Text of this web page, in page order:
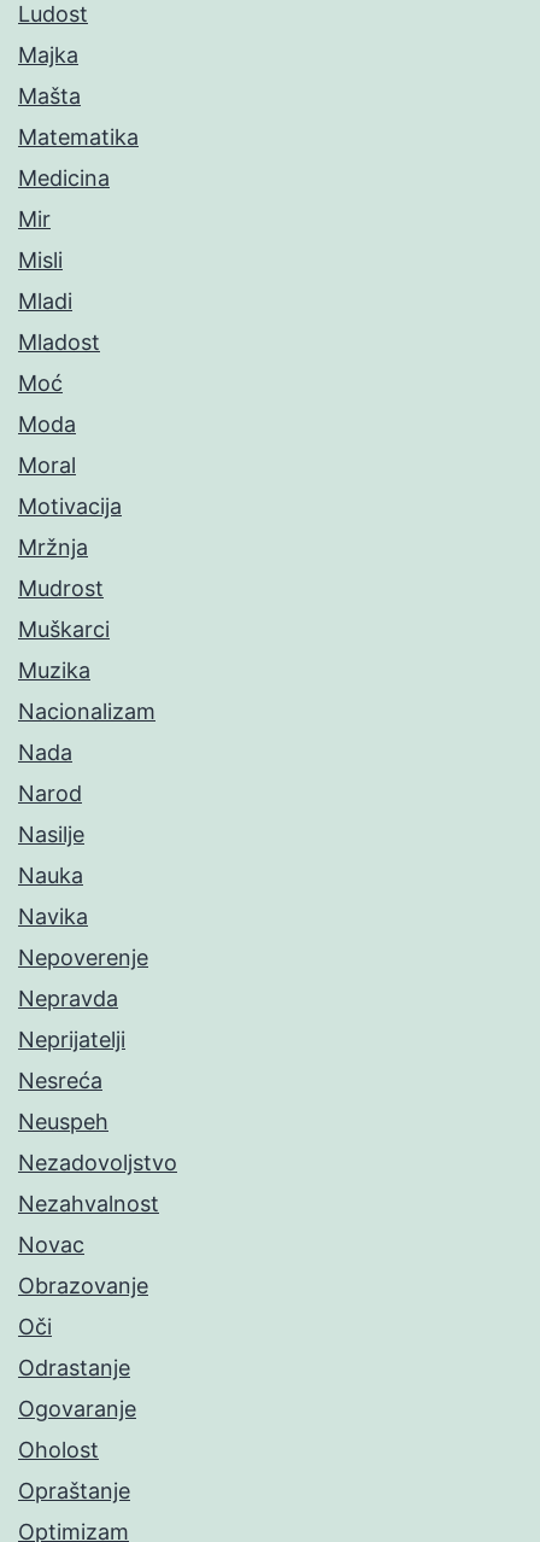
Ludost
Majka
Mašta
Matematika
Medicina
Mir
Misli
Mladi
Mladost
Moć
Moda
Moral
Motivacija
Mržnja
Mudrost
Muškarci
Muzika
Nacionalizam
Nada
Narod
Nasilje
Nauka
Navika
Nepoverenje
Nepravda
Neprijatelji
Nesreća
Neuspeh
Nezadovoljstvo
Nezahvalnost
Novac
Obrazovanje
Oči
Odrastanje
Ogovaranje
Oholost
Opraštanje
Optimizam